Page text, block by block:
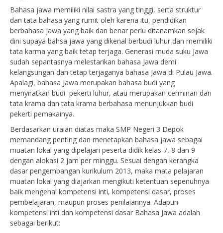
Bahasa jawa memiliki nilai sastra yang tinggi, serta struktur
dan tata bahasa yang rumit oleh karena itu, pendidikan
berbahasa jawa yang baik dan benar perlu ditanamkan sejak
dini supaya bahsa jawa yang dikenal berbudi luhur dan memiliki
tata karma yang baik tetap terjaga. Generasi muda suku Jawa
sudah sepantasnya melestarikan bahasa Jawa demi
kelangsungan dan tetap terjaganya bahasa Jawa di Pulau Jawa.
Apalagi, bahasa Jawa merupakan bahasa budi yang
menyiratkan budi pekerti luhur, atau merupakan cerminan dari
tata krama dan tata krama berbahasa menunjukkan budi
pekerti pemakainya.
Berdasarkan uraian diatas maka SMP Negeri 3 Depok
memandang penting dan menetapkan bahasa jawa sebagai
muatan lokal yang dipelajari peserta didik kelas 7, 8 dan 9
dengan alokasi 2 jam per minggu. Sesuai dengan kerangka
dasar pengembangan kurikulum 2013, maka mata pelajaran
muatan lokal yang diajarkan mengikuti ketentuan sepenuhnya
baik mengenai kompetensi inti, kompetensi dasar, proses
pembelajaran, maupun proses penilaiannya. Adapun
kompetensi inti dan kompetensi dasar Bahasa Jawa adalah
sebagai berikut: